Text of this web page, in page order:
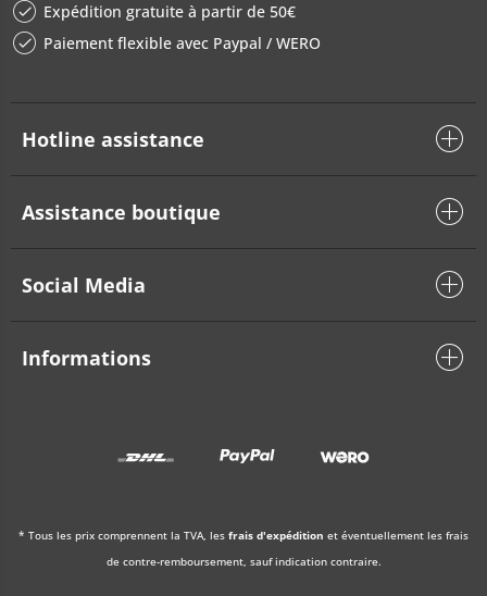
Expédition gratuite à partir de 50€
Paiement flexible avec Paypal / WERO
Hotline assistance
Assistance boutique
Social Media
Informations
* Tous les prix comprennent la TVA, les frais d'expédition et éventuellement les frais
de contre-remboursement, sauf indication contraire.